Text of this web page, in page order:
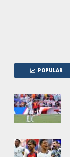
POPULAR